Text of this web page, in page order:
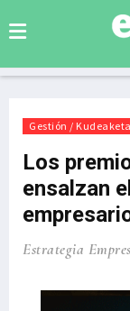
Gestión / Kudeaketa
Los
ensalzan
Estrategia